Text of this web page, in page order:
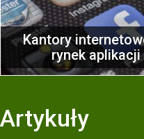
Kantory
rynek
Artykuły